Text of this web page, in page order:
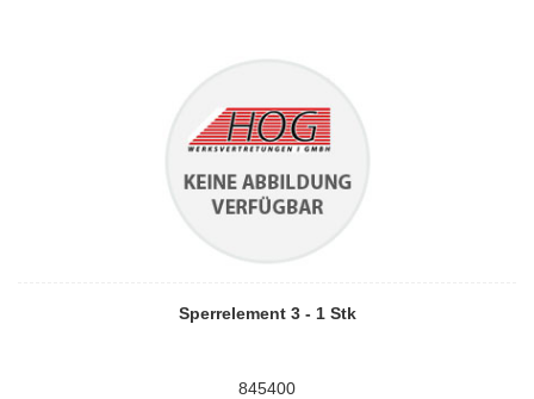
Sperrelement 3 - 1 Stk
845400